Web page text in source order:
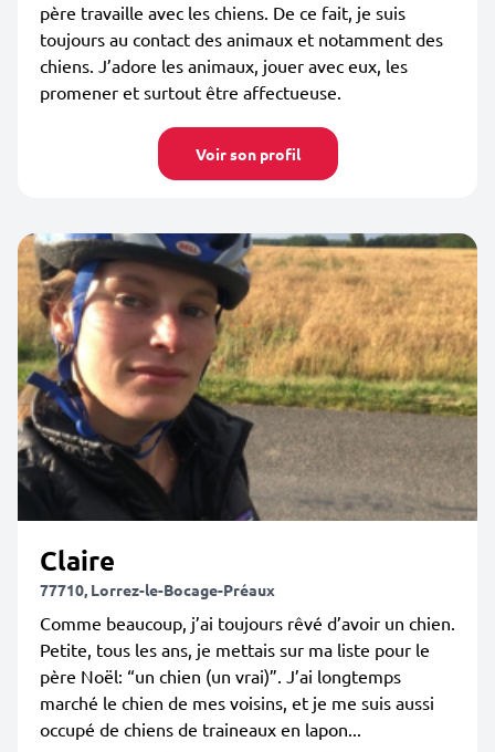
père travaille avec les chiens. De ce fait, je suis
toujours au contact des animaux et notamment des
chiens. J’adore les animaux, jouer avec eux, les
promener et surtout être affectueuse.
Voir son profil
Claire
77710, Lorrez-le-Bocage-Préaux
Comme beaucoup, j’ai toujours rêvé d’avoir un chien.
Petite, tous les ans, je mettais sur ma liste pour le
père Noël: “un chien (un vrai)”. J’ai longtemps
marché le chien de mes voisins, et je me suis aussi
occupé de chiens de traineaux en lapon...